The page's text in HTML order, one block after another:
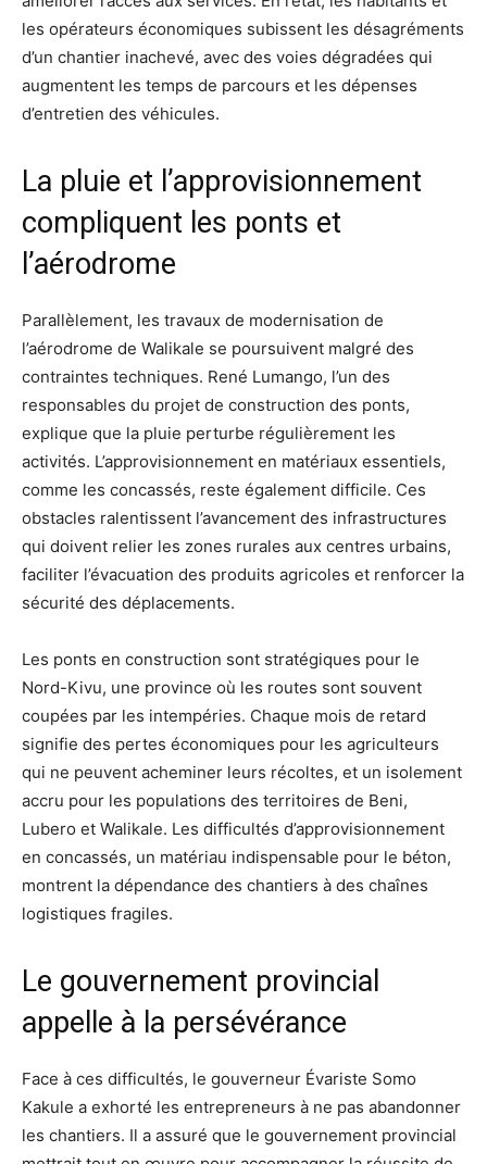
les opérateurs économiques subissent les désagréments
d’un chantier inachevé, avec des voies dégradées qui
augmentent les temps de parcours et les dépenses
d’entretien des véhicules.
La pluie et l’approvisionnement
compliquent les ponts et
l’aérodrome
Parallèlement, les travaux de modernisation de
l’aérodrome de Walikale se poursuivent malgré des
contraintes techniques. René Lumango, l’un des
responsables du projet de construction des ponts,
explique que la pluie perturbe régulièrement les
activités. L’approvisionnement en matériaux essentiels,
comme les concassés, reste également difficile. Ces
obstacles ralentissent l’avancement des infrastructures
qui doivent relier les zones rurales aux centres urbains,
faciliter l’évacuation des produits agricoles et renforcer la
sécurité des déplacements.
Les ponts en construction sont stratégiques pour le
Nord-Kivu, une province où les routes sont souvent
coupées par les intempéries. Chaque mois de retard
signifie des pertes économiques pour les agriculteurs
qui ne peuvent acheminer leurs récoltes, et un isolement
accru pour les populations des territoires de Beni,
Lubero et Walikale. Les difficultés d’approvisionnement
en concassés, un matériau indispensable pour le béton,
montrent la dépendance des chantiers à des chaînes
logistiques fragiles.
Le gouvernement provincial
appelle à la persévérance
Face à ces difficultés, le gouverneur Évariste Somo
Kakule a exhorté les entrepreneurs à ne pas abandonner
les chantiers. Il a assuré que le gouvernement provincial